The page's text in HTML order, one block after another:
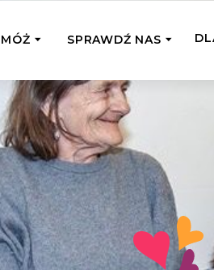
miejsc, w których
z Michałem
357
JEDNORAZOWO
Przekaż Kalorie
Podaruj dziecku posiłek z okazji
Dziecka
Podaruj 1,5%
Przekaż niewielką część swojego
podatku naszym podopiecznym
SPRAWDŹ NAS
Zespół Fundacji
Poznaj listonoszy
Ciebie wsparcia
Jak pomagamy
Karmimy,
Pracę – sprawdź
praktyce